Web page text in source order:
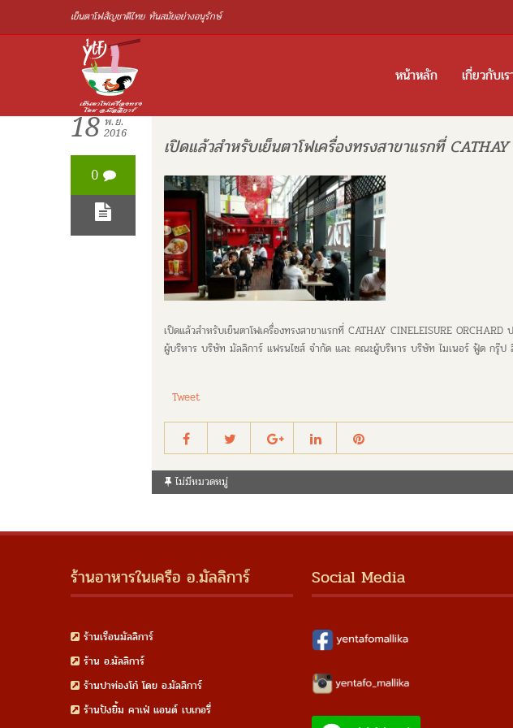
เย็นตาโฟสัญชาติไทย ทันสมัยอย่างอนุรักษ์
หน้าหลัก เกี่ยวกับเร
18 พ.ย.
2016
0
เปิดแล้วสำหรับเย็นตาโฟเครื่องทรงสาขาแรกที่
เปิดแล้วสำหรับเย็นตาโฟเครื่องทรงสาขาแรกที่ CATHAY CINELEISURE
ผู้บริหาร บริษัท มัลลิการ์ แฟรนไซส์ จำกัด และ คณะผู้บริหาร บริษัท ไมเนอร์ ฟู้ด กรุ๊ป
Tweet
ไม่มีหมวดหมู่
ร้านอาหารในเครือ อ.มัลลิการ์
ร้านเรือนมัลลิการ์
ร้าน อ.มัลลิการ์
ร้านปาท่องโก๋ โดย อ.มัลลิการ์
ร้านปังยิ้ม คาเฟ่ แอนด์ เบเกอรี่
Social Media